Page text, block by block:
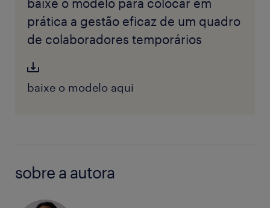
baixe o modelo para colocar em
prática a gestão eficaz de um quadro
de colaboradores temporários
baixe o modelo aqui
sobre a autora